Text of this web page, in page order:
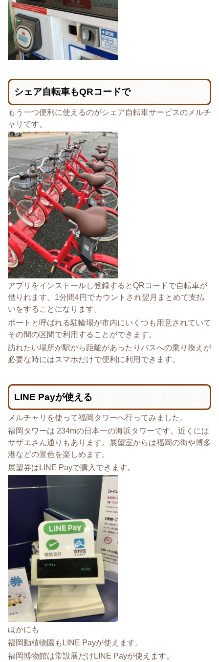
シェア自転車もQRコードで
もう一つ便利に使えるのがシェア自転車サービスのメルチ
ャリです。
アプリをインストールし登録するとQRコードで自転車が
借りれます。1分間4円でカウントされ翌月まとめて支払
いをすることになります。
ポートと呼ばれる駐輪場が市内にいくつも用意されていて
その間の区間で利用することができます。
訪れたい場所が駅から距離があったりバスへの乗り換えが
必要な時にはスマホだけで便利に利用できます。
LINE Payが使える
メルチャリを使って福岡タワーへ行ってみました。
福岡タワーは 234mの日本一の海浜タワーです。近くには
サザエさん通りもあります。展望室からは福岡の街や博多
港などの景色を楽しめます。
展望券はLINE Payで購入できます。
ほかにも
福岡動植物園もLINE Payが使えます。
福岡博物館は常設展だけLINE Payが使えます。